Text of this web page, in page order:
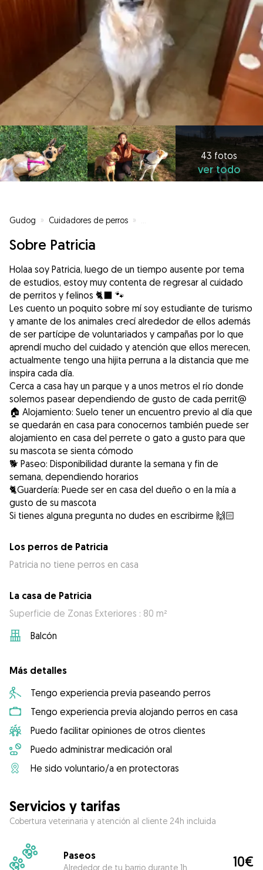
43 fotos
ver todo
Gudog » Cuidadores de perros »
Sobre Patricia
Holaa soy Patricia, luego de un tiempo ausente por tema
de estudios, estoy muy contenta de regresar al cuidado
de perritos y felinos 🐈‍⬛ 🐾
Les cuento un poquito sobre mí soy estudiante de turismo
y amante de los animales crecí alrededor de ellos además
de ser partícipe de voluntariados y campañas por lo que
aprendí mucho del cuidado y atención que ellos merecen,
actualmente tengo una hijita perruna a la distancia que me
inspira cada día.
Cerca a casa hay un parque y a unos metros el río donde
solemos pasear dependiendo de gusto de cada perrit@
🏠 Alojamiento: Suelo tener un encuentro previo al día que
se quedarán en casa para conocernos también puede ser
alojamiento en casa del perrete o gato a gusto para que
su mascota se sienta cómodo
🐕 Paseo: Disponibilidad durante la semana y fin de
semana, dependiendo horarios
🐈Guardería: Puede ser en casa del dueño o en la mía a
gusto de su mascota
Si tienes alguna pregunta no dudes en escribirme 🙌🏻
Los perros de Patricia
Patricia no tiene perros en casa
La casa de Patricia
Superficie de Zonas Exteriores : 80 m²
Balcón
Más detalles
Tengo experiencia previa paseando perros
Tengo experiencia previa alojando perros en casa
Puedo facilitar opiniones de otros clientes
Puedo administrar medicación oral
He sido voluntario/a en protectoras
Servicios y tarifas
Cobertura veterinaria y atención al cliente 24h incluida
Paseos
Alrededor de tu barrio durante 1h 10€